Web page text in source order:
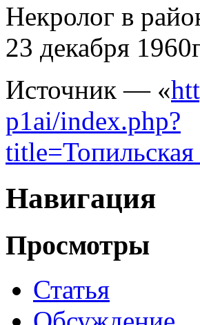
Некролог в
23 декабря
Источник — «
p1ai/index.php?
Навигация
Просмотры
Статья